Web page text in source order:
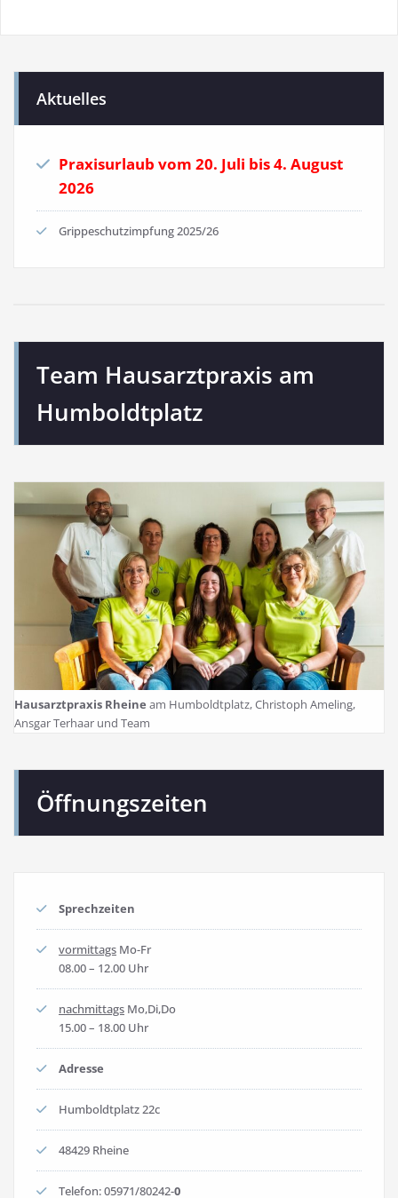
Aktuelles
Praxisurlaub vom 20. Juli bis 4. August
2026
Grippeschutzimpfung 2025/26
Team Hausarztpraxis am
Humboldtplatz
Hausarztpraxis Rheine am Humboldtplatz, Christoph Ameling,
Ansgar Terhaar und Team
Öffnungszeiten
Sprechzeiten
vormittags Mo-Fr
08.00 – 12.00 Uhr
nachmittags Mo,Di,Do
15.00 – 18.00 Uhr
Adresse
Humboldtplatz 22c
48429 Rheine
Telefon:05971/80242-0